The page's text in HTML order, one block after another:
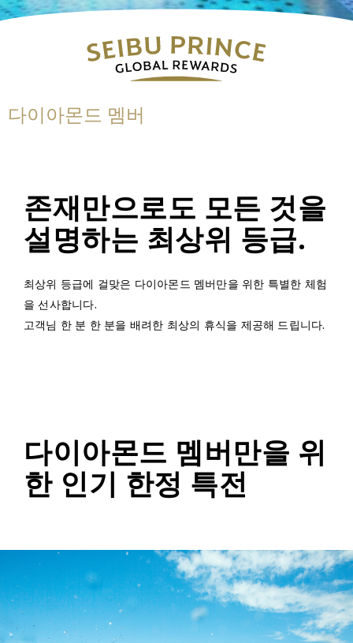
다이아몬드 멤버
존재만으로도 모든 것을
설명하는 최상위 등급.
최상위 등급에 걸맞은 다이아몬드 멤버만을 위한 특별한 체험
을 선사합니다.
고객님 한 분 한 분을 배려한 최상의 휴식을 제공해 드립니다.
다이아몬드 멤버만을 위
한 인기 한정 특전